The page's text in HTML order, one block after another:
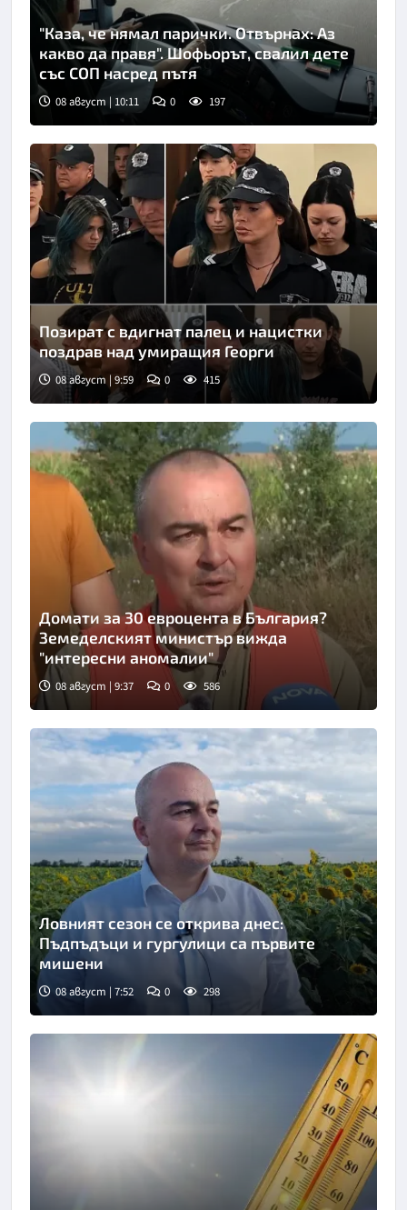
"Каза, че нямал парички. Отвърнах: Аз
какво да правя". Шофьорът, свалил дете
със СОП насред пътя
08 август | 10:11 0 197
Позират с вдигнат палец и нацистки
поздрав над умиращия Георги
08 август | 9:59 0 415
Снимка: Нова телевизия
Домати за 30 евроцента в България?
Земеделският министър вижда
"интересни аномалии"
08 август | 9:37 0 586
Снимка: БТА
Ловният сезон се открива днес:
Пъдпъдъци и гургулици са първите
мишени
08 август | 7:52 0 298